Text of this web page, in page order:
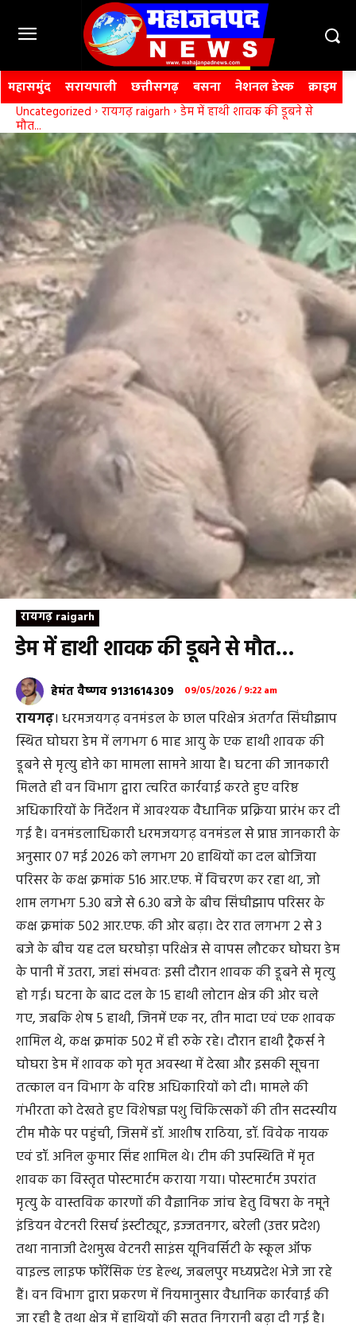
महासमुंद सरायपाली छत्तीसगढ़ बसना नेशनल डेस्क क्राइम
Uncategorized रायगढ़ raigarh डेम में हाथी शावक की डूबने से
मौत...
रायगढ़ raigarh
डेम में हाथी शावक की डूबने से मौत…
हेमंत वैष्णव 9131614309 09/05/2026 / 9:22 am
रायगढ़। धरमजयगढ़ वनमंडल के छाल परिक्षेत्र अंतर्गत सिंघीझाप
स्थित घोघरा डेम में लगभग 6 माह आयु के एक हाथी शावक की
डूबने से मृत्यु होने का मामला सामने आया है। घटना की जानकारी
मिलते ही वन विभाग द्वारा त्वरित कार्रवाई करते हुए वरिष्ठ
अधिकारियों के निर्देशन में आवश्यक वैधानिक प्रक्रिया प्रारंभ कर दी
गई है। वनमंडलाधिकारी धरमजयगढ़ वनमंडल से प्राप्त जानकारी के
अनुसार 07 मई 2026 को लगभग 20 हाथियों का दल बोजिया
परिसर के कक्ष क्रमांक 516 आर.एफ. में विचरण कर रहा था, जो
शाम लगभग 5.30 बजे से 6.30 बजे के बीच सिंघीझाप परिसर के
कक्ष क्रमांक 502 आर.एफ. की ओर बढ़ा। देर रात लगभग 2 से 3
बजे के बीच यह दल घरघोड़ा परिक्षेत्र से वापस लौटकर घोघरा डेम
के पानी में उतरा, जहां संभवतः इसी दौरान शावक की डूबने से मृत्यु
हो गई। घटना के बाद दल के 15 हाथी लोटान क्षेत्र की ओर चले
गए, जबकि शेष 5 हाथी, जिनमें एक नर, तीन मादा एवं एक शावक
शामिल थे, कक्ष क्रमांक 502 में ही रुके रहे। दौरान हाथी ट्रैकर्स ने
घोघरा डेम में शावक को मृत अवस्था में देखा और इसकी सूचना
तत्काल वन विभाग के वरिष्ठ अधिकारियों को दी। मामले की
गंभीरता को देखते हुए विशेषज्ञ पशु चिकित्सकों की तीन सदस्यीय
टीम मौके पर पहुंची, जिसमें डॉ. आशीष राठिया, डॉ. विवेक नायक
एवं डॉ. अनिल कुमार सिंह शामिल थे। टीम की उपस्थिति में मृत
शावक का विस्तृत पोस्टमार्टम कराया गया। पोस्टमार्टम उपरांत
मृत्यु के वास्तविक कारणों की वैज्ञानिक जांच हेतु विषरा के नमूने
इंडियन वेटनरी रिसर्च इंस्टीट्यूट, इज्जतनगर, बरेली (उत्तर प्रदेश)
तथा नानाजी देशमुख वेटनरी साइंस यूनिवर्सिटी के स्कूल ऑफ
वाइल्ड लाइफ फॉरेंसिक एंड हेल्थ, जबलपुर मध्यप्रदेश भेजे जा रहे
हैं। वन विभाग द्वारा प्रकरण में नियमानुसार वैधानिक कार्रवाई की
जा रही है तथा क्षेत्र में हाथियों की सतत निगरानी बढ़ा दी गई है।